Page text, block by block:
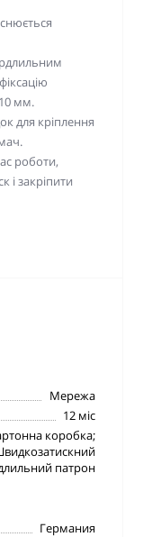
мм.
для кріплення
роботи,
і закріпити
Мережа
12 міс
коробка;
патрон
Германия